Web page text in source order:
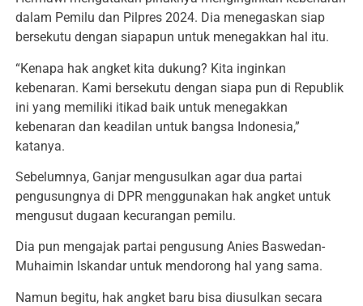
dalam Pemilu dan Pilpres 2024. Dia menegaskan siap
bersekutu dengan siapapun untuk menegakkan hal itu.
“Kenapa hak angket kita dukung? Kita inginkan
kebenaran. Kami bersekutu dengan siapa pun di Republik
ini yang memiliki itikad baik untuk menegakkan
kebenaran dan keadilan untuk bangsa Indonesia,”
katanya.
Sebelumnya, Ganjar mengusulkan agar dua partai
pengusungnya di DPR menggunakan hak angket untuk
mengusut dugaan kecurangan pemilu.
Dia pun mengajak partai pengusung Anies Baswedan-
Muhaimin Iskandar untuk mendorong hal yang sama.
Namun begitu, hak angket baru bisa diusulkan secara